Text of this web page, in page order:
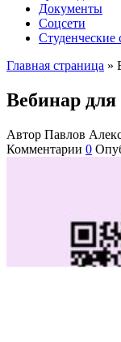
Документы
Соцсети
Студенческие
Главная страница »
Вебинар для
Автор Павлов
Комментарии 0